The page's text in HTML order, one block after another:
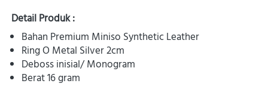
Detail Produk :
Bahan Premium Miniso Synthetic Leather
Ring O Metal Silver 2cm
Deboss inisial/ Monogram
Berat16 gram